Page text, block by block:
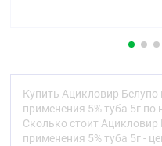
отношении вируса
лишай (Varicella
Умеренно активен в
цитомегаловирусной
Ацикловир проникает
Купить Ацикловир
применения 5% туба 5г по
Сколько стоит
применения 5% туба 5г -